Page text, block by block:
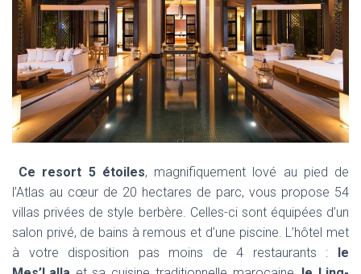
Ce resort 5 étoiles, magnifiquement lové au pied de
l’Atlas au cœur de 20 hectares de parc, vous propose 54
villas privées de style berbère. Celles-ci sont équipées d’un
salon privé, de bains à remous et d’une piscine. L’hôtel met
à votre disposition pas moins de 4 restaurants : le